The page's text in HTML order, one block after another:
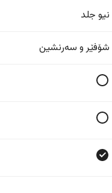
نیو جلد
شۆفێر و سەرنشین